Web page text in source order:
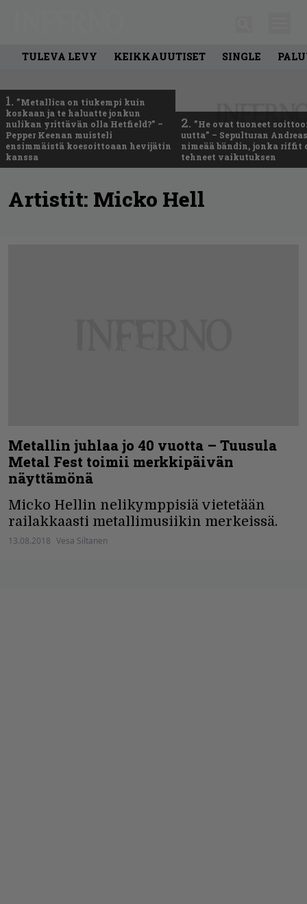
TULEVA LEVY KEIKKAUUTISET SINGLE
1. ”Metallica on tiukempi kuin
koskaan ja te haluatte jonkun
nulikan yrittävän olla Hetfield?” –
Pepper Keenan muisteli
ensimmäistä koesoittoaan hevijätin
kanssa
2. ”He ovat tuoneet
uutta” – Sepulturan
nimeää bändin, jonka riffit
tehneet vaikutuksen
Artistit: Micko Hell
Metallin juhlaa jo 40 vuotta – Tuusula
Metal Fest toimii merkkipäivän
näyttämönä
Micko Hellin nelikymppisiä vietetään
railakkaasti metallimusiikin merkeissä.
13.08.2018 Vesa Siltanen